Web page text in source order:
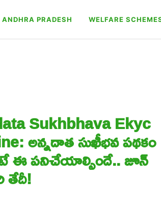
ANDHRA PRADESH WELFARE
Sukhbhava Ekyc
అన్నదాత సుఖీభవ పథకం
ఈ పనిచేయాల్సిందే.. జూన్
తేదీ!